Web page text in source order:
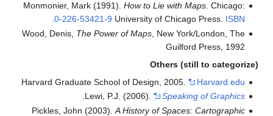
Monmonier, Mark (1991).How to Lie with Maps. Chicago:
University of Chicago Press.
0-226-53421-9
.
Wood, Denis,The Power of Maps, New York/London, The
Guilford Press, 1992
Others (still to
Harvard Graduate School of Design, 2005.
Harvard.edu
Lewi, P.J. (2006).
Speaking of Graphics
.
Pickles, John (2003).A History of Spaces: Cartographic